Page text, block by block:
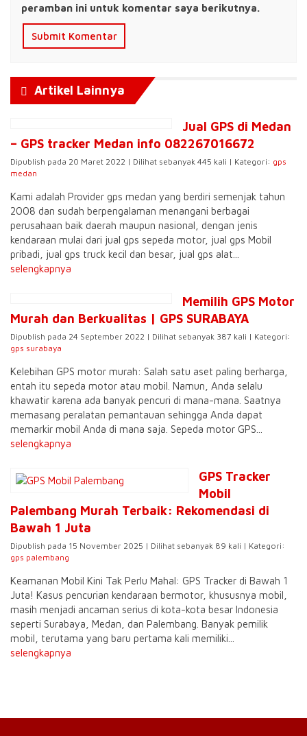
peramban ini untuk komentar saya berikutnya.
Artikel Lainnya
Jual GPS di Medan
– GPS tracker Medan info 082267016672
Dipublish pada 20 Maret 2022 | Dilihat sebanyak 445 kali | Kategori: gps
medan
Kami adalah Provider gps medan yang berdiri semenjak tahun
2008 dan sudah berpengalaman menangani berbagai
perusahaan baik daerah maupun nasional, dengan jenis
kendaraan mulai dari jual gps sepeda motor, jual gps Mobil
pribadi, jual gps truck kecil dan besar, jual gps alat...
selengkapnya
Memilih GPS Motor
Murah dan Berkualitas | GPS SURABAYA
Dipublish pada 24 September 2022 | Dilihat sebanyak 387 kali | Kategori:
gps surabaya
Kelebihan GPS motor murah: Salah satu aset paling berharga,
entah itu sepeda motor atau mobil. Namun, Anda selalu
khawatir karena ada banyak pencuri di mana-mana. Saatnya
memasang peralatan pemantauan sehingga Anda dapat
memarkir mobil Anda di mana saja. Sepeda motor GPS...
selengkapnya
GPS Tracker
Mobil
Palembang Murah Terbaik: Rekomendasi di
Bawah 1 Juta
Dipublish pada 15 November 2025 | Dilihat sebanyak 89 kali | Kategori:
gps palembang
Keamanan Mobil Kini Tak Perlu Mahal: GPS Tracker di Bawah 1
Juta! Kasus pencurian kendaraan bermotor, khususnya mobil,
masih menjadi ancaman serius di kota-kota besar Indonesia
seperti Surabaya, Medan, dan Palembang. Banyak pemilik
mobil, terutama yang baru pertama kali memiliki...
selengkapnya